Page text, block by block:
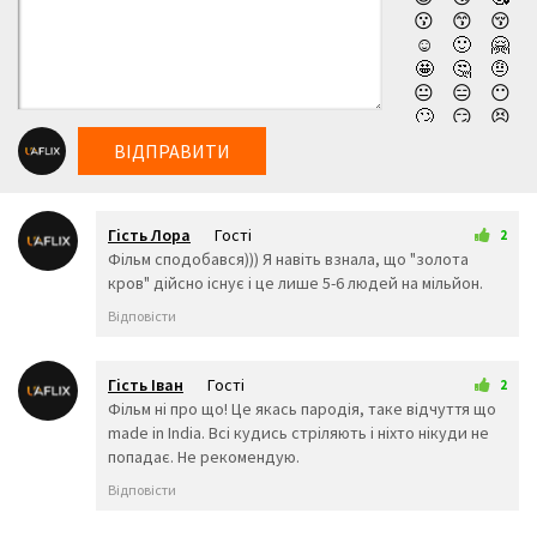
мить перевертає звичну реальність із ніг на голову.
Ув’язнена, вона готова відважно боротися до кінця, щоб
захистити своє майбутнє та нарешті помститися
жорстокому вбивці своїх батьків. Дивитись новий фільм
компанії Нетфлікс Мій любий кілер (2026) українською
😗
😙
😚
☺️
🙂
🤗
🤩
🤔
🤨
😐
😑
😶
🙄
😏
😣
😔
😕
🙃
😲
☹️
😬
😰
😱
🥵
🥶
😳
ВІДПРАВИТИ
Гість Лора
Гості
8 трав 2026 19:07
2
Фільм сподобався))) Я навіть взнала, що "золота
кров" дійсно існує і це лише 5-6 людей на мільйон.
Відповісти
Гість Іван
Гості
9 трав 2026 23:39
2
Фільм ні про що! Це якась пародія, таке відчуття що
made in India. Всі кудись стріляють і ніхто нікуди не
попадає. Не рекомендую.
Відповісти